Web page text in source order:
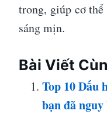
trong, giúp cơ
sáng mịn.
Bài Viết
Top 10 Dấu
bạn đã